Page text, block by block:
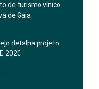
de turismo vínico
de Gaia
detalha projeto
2020